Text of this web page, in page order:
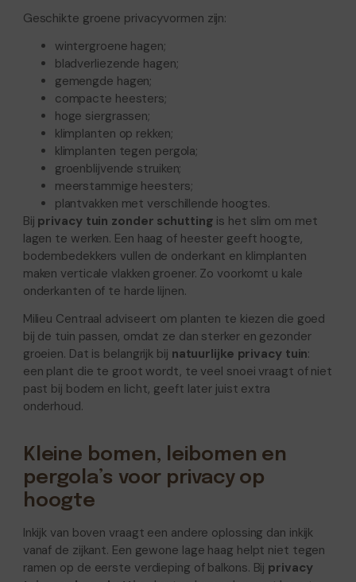
Geschikte groene privacyvormen zijn:
wintergroene hagen;
bladverliezende hagen;
gemengde hagen;
compacte heesters;
hoge siergrassen;
klimplanten op rekken;
klimplanten tegen pergola;
groenblijvende struiken;
meerstammige heesters;
plantvakken met verschillende hoogtes.
Bij privacy tuin zonder schutting is het slim om met
lagen te werken. Een haag of heester geeft hoogte,
bodembedekkers vullen de onderkant en klimplanten
maken verticale vlakken groener. Zo voorkomt u kale
onderkanten of te harde lijnen.
Milieu Centraal adviseert om planten te kiezen die goed
bij de tuin passen, omdat ze dan sterker en gezonder
groeien. Dat is belangrijk bij natuurlijke privacy tuin:
een plant die te groot wordt, te veel snoei vraagt of niet
past bij bodem en licht, geeft later juist extra
onderhoud.
Kleine bomen, leibomen en
pergola’s voor privacy op
hoogte
Inkijk van boven vraagt een andere oplossing dan inkijk
vanaf de zijkant. Een gewone lage haag helpt niet tegen
ramen op de eerste verdieping of balkons. Bij privacy